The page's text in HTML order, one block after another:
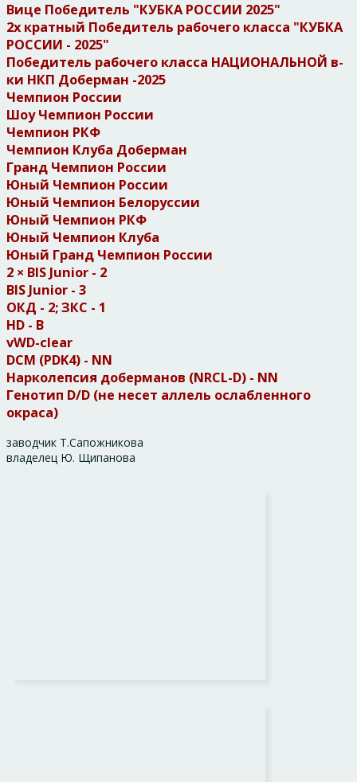
Вице Победитель "КУБКА РОССИИ 2025"
2х кратный Победитель рабочего класса "КУБКА
РОССИИ - 2025"
Победитель рабочего класса НАЦИОНАЛЬНОЙ в-
ки НКП Доберман -2025
Чемпион России
Шоу Чемпион России
Чемпион РКФ
Чемпион Клуба Доберман
Гранд Чемпион России
Юный Чемпион России
Юный Чемпион Белоруссии
Юный Чемпион РКФ
Юный Чемпион Клуба
Юный Гранд Чемпион России
2 × BIS Junior - 2
BIS Junior - 3
ОКД - 2; ЗКС - 1
HD - B
vWD-clear
DCM (PDK4) - NN
Нарколепсия доберманов (NRCL-D) - NN
Генотип D/D (не несет аллель ослабленного
окраса)
заводчик Т.Сапожникова
владелец Ю. Щипанова